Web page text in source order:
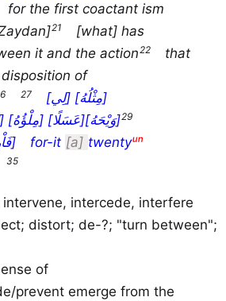
for the first coactant ism
[what] has
it and the action
that
of
[لِي] [مِثْلُهُ]
[لِي] [مِلْؤُهُ] [عَسَلًا][وَيْحَهُ]
for-it a twentyᵘⁿ
intercede, interfere
distort; de-?; "turn between";
of
prevent emerge from the